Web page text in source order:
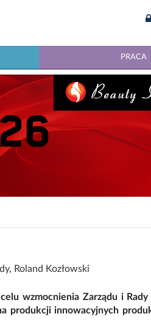
PRACA
, Roland Kozłowski
wzmocnienia Zarządu i Rady
produkcji innowacyjnych